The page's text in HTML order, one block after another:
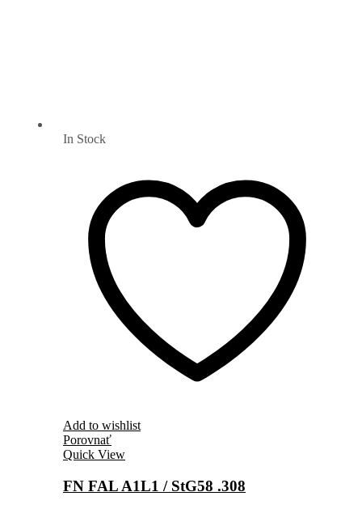
In Stock
Add to wishlist
Porovnať
Quick View
FN FAL A1L1 / StG58 .308